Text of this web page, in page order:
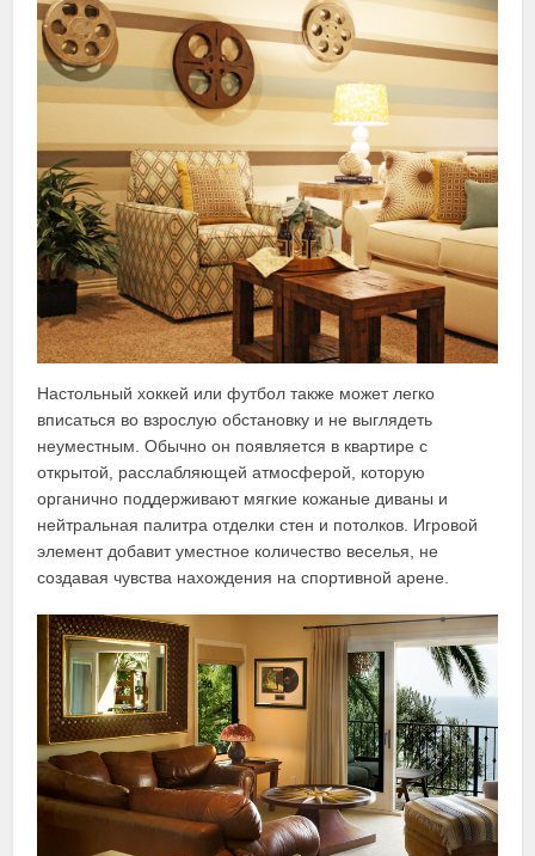
Настольный хоккей или футбол также может легко
вписаться во взрослую обстановку и не выглядеть
неуместным. Обычно он появляется в квартире с
открытой, расслабляющей атмосферой, которую
органично поддерживают мягкие кожаные диваны и
нейтральная палитра отделки стен и потолков. Игровой
элемент добавит уместное количество веселья, не
создавая чувства нахождения на спортивной арене.